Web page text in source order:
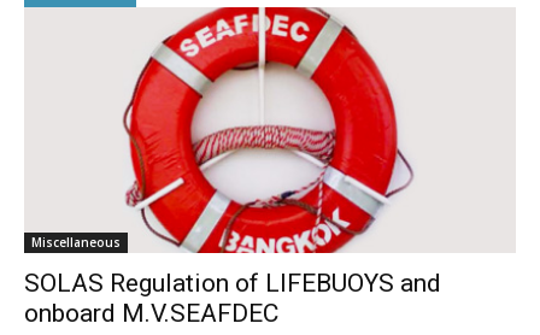
Miscellaneous
SOLAS Regulation of LIFEBUOYS and
onboard M.V.SEAFDEC